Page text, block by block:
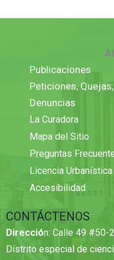
Publicaciones
Peticiones,
Denuncias
La Curadora
Mapa del Sitio
Preguntas
Licencia Urbanística
Accesibilidad
CONTÁCTENOS
Dirección: Calle 49 #50-
Distrito especial de